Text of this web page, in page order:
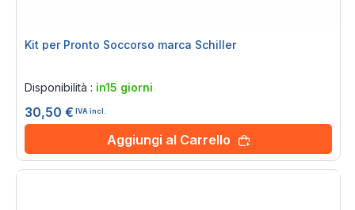
Kit per Pronto Soccorso marca Schiller
Disponibilità : in15 giorni
30,50 € IVA incl.
Aggiungi al Carrello